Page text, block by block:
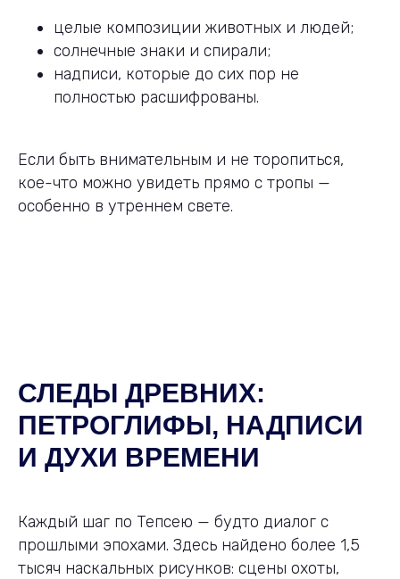
целые композиции животных и людей;
солнечные знаки и спирали;
надписи, которые до сих пор не
полностью расшифрованы.
Если быть внимательным и не торопиться,
кое-что можно увидеть прямо с тропы —
особенно в утреннем свете.
СЛЕДЫ ДРЕВНИХ:
ПЕТРОГЛИФЫ, НАДПИСИ
И ДУХИ ВРЕМЕНИ
Каждый шаг по Тепсею — будто диалог с
прошлыми эпохами. Здесь найдено более 1,5
тысяч наскальных рисунков: сцены охоты,